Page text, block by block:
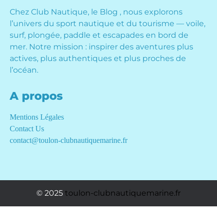
Chez Club Nautique, le Blog , nous explorons
l’univers du sport nautique et du tourisme — voile,
surf, plongée, paddle et escapades en bord de
mer. Notre mission : inspirer des aventures plus
actives, plus authentiques et plus proches de
l’océan.
A propos
Mentions Légales
Contact Us
contact@toulon-clubnautiquemarine.fr
© 2025 toulon-clubnautiquemarine.fr